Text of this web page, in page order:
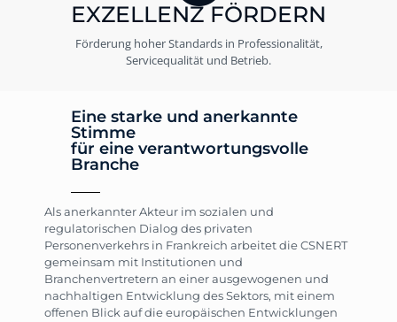
EXZELLENZ FÖRDERN
Förderung hoher Standards in Professionalität,
Servicequalität und Betrieb.
Eine starke und anerkannte
Stimme
für eine verantwortungsvolle
Branche
Als anerkannter Akteur im sozialen und
regulatorischen Dialog des privaten
Personenverkehrs in Frankreich arbeitet die CSNERT
gemeinsam mit Institutionen und
Branchenvertretern an einer ausgewogenen und
nachhaltigen Entwicklung des Sektors, mit einem
offenen Blick auf die europäischen Entwicklungen